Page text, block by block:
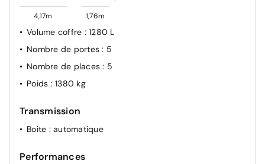
4,17m 1,76m
Volume coffre : 1280 L
Nombre de portes: 5
Nombre de places: 5
Poids : 1380 kg
Transmission
Boite : automatique
Performances